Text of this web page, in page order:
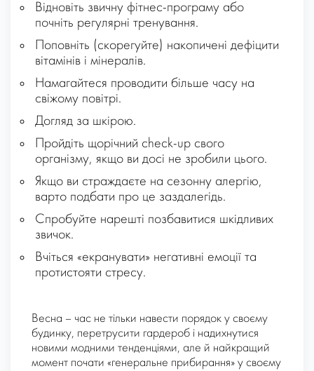
Відновіть звичну фітнес-програму або
почніть регулярні тренування.
Поповніть (скорегуйте) накопичені дефіцити
вітамінів і мінералів.
Намагайтеся проводити більше часу на
свіжому повітрі.
Догляд за шкірою.
Пройдіть щорічний check-up свого
організму, якщо ви досі не зробили цього.
Якщо ви страждаєте на сезонну алергію,
варто подбати про це заздалегідь.
Спробуйте нарешті позбавитися шкідливих
звичок.
Вчіться «екранувати» негативні емоції та
протистояти стресу.
Весна – час не тільки навести порядок у своєму
будинку, перетрусити гардероб і надихнутися
новими модними тенденціями, але й найкращий
момент почати «генеральне прибирання» у своєму